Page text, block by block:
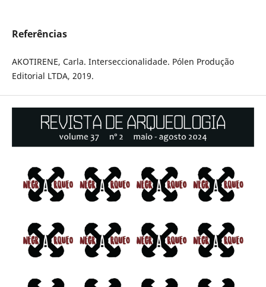
Referências
AKOTIRENE, Carla. Interseccionalidade. Pólen Produção
Editorial LTDA, 2019.